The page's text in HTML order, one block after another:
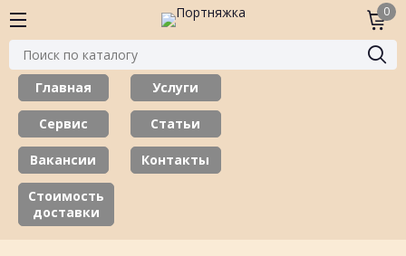
0
Главная Услуги
Сервис Статьи
Вакансии Контакты
Стоимость
доставки